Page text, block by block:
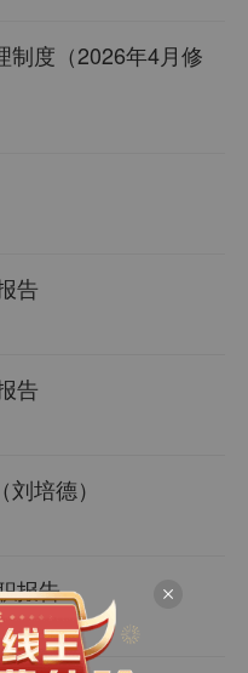
制度（2026年4月修
告
告
培德）
报告